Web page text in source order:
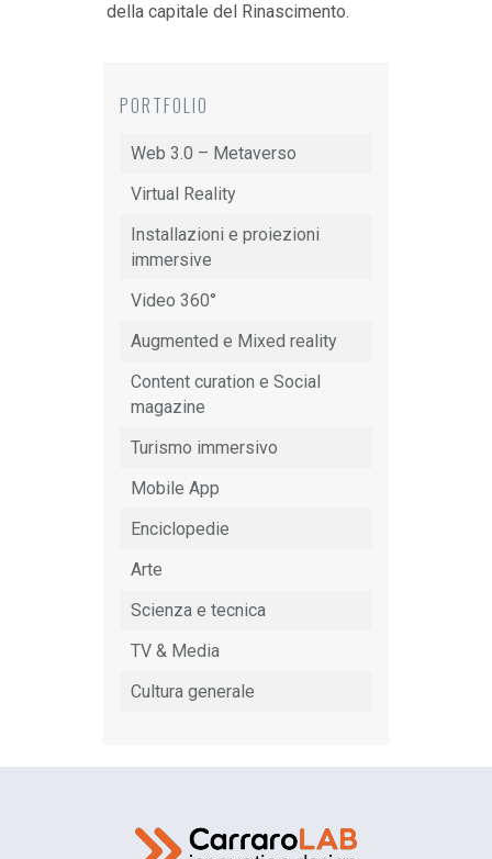
della capitale del Rinascimento.
PORTFOLIO
Web 3.0 – Metaverso
Virtual Reality
Installazioni e proiezioni
immersive
Video 360°
Augmented e Mixed reality
Content curation e Social
magazine
Turismo immersivo
Mobile App
Enciclopedie
Arte
Scienza e tecnica
TV & Media
Cultura generale